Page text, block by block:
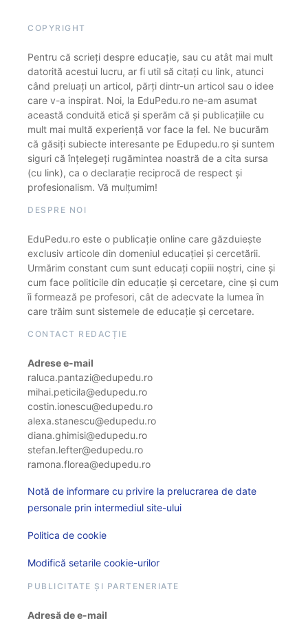
COPYRIGHT
Pentru că scrieți despre educație, sau cu atât mai mult
datorită acestui lucru, ar fi util să citați cu link, atunci
când preluați un articol, părți dintr-un articol sau o idee
care v-a inspirat. Noi, la EduPedu.ro ne-am asumat
această conduită etică și sperăm că și publicațiile cu
mult mai multă experiență vor face la fel. Ne bucurăm
că găsiți subiecte interesante pe Edupedu.ro și suntem
siguri că înțelegeți rugămintea noastră de a cita sursa
(cu link), ca o declarație reciprocă de respect și
profesionalism. Vă mulțumim!
DESPRE NOI
EduPedu.ro este o publicație online care găzduiește
exclusiv articole din domeniul educației și cercetării.
Urmărim constant cum sunt educați copiii noștri, cine și
cum face politicile din educație și cercetare, cine și cum
îi formează pe profesori, cât de adecvate la lumea în
care trăim sunt sistemele de educație și cercetare.
CONTACT REDACȚIE
Adrese e-mail
raluca.pantazi@edupedu.ro
mihai.peticila@edupedu.ro
costin.ionescu@edupedu.ro
alexa.stanescu@edupedu.ro
diana.ghimisi@edupedu.ro
stefan.lefter@edupedu.ro
ramona.florea@edupedu.ro
Notă de informare cu privire la prelucrarea de date
personale prin intermediul site-ului
Politica de cookie
Modifică setarile cookie-urilor
PUBLICITATE ȘI PARTENERIATE
Adresă de e-mail